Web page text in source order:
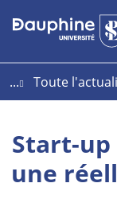
Aller
au
Aller
au
Plan
du
...
Toute
Start-up
une